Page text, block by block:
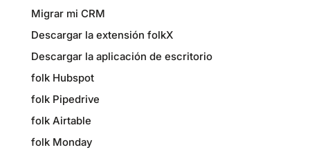
Migrar mi CRM
Descargar la extensión folkX
Descargar la aplicación de escritorio
folk Hubspot
folk Pipedrive
folk Airtable
folk Monday